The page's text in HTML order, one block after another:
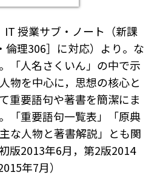
IT 授業サブ・ノート（新課
倫理306］に対応）より。な
「人名さくいん」の中で示
物を中心に，思想の核心と
重要語句や著書を簡潔にま
「重要語句一覧表」「原典
な人物と著書解説」とも関
版2013年6月，第2版2014
年7月）